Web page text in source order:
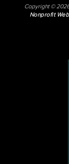
Copyright ©
Nonprofit